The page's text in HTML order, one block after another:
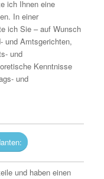
ich Ihnen eine
In einer
ich Sie – auf Wunsch
und Amtsgerichten,
und
Kenntnisse
und
und haben einen